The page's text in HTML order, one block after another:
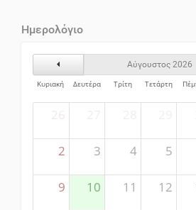
Ημερολόγιο
Προηγούμενος ΜήναςΑύγουστος 2026
Κυριακή
Δευτέρα Τρίτη Τετάρτη
26
2 3 4 5
9 10 11 12